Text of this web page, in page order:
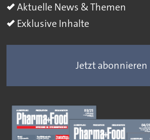
Aktuelle News & Themen
Exklusive Inhalte
Jetzt abonnieren